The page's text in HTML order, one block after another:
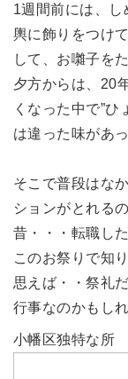
1週間前には、
輿に飾りをつけ
して、お囃子を
夕方からは、20
くなった中で”ひ
は違った味があ
そこで普段はな
ションがとれる
昔・・・転職し
このお祭りで知
思えば・・祭礼
行事なのかもし
小幡区独特な所